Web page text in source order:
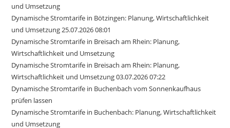
und Umsetzung
Dynamische Stromtarife in Bötzingen: Planung, Wirtschaftlichkeit
und Umsetzung 25.07.2026 08:01
Dynamische Stromtarife in Breisach am Rhein: Planung,
Wirtschaftlichkeit und Umsetzung
Dynamische Stromtarife in Breisach am Rhein: Planung,
Wirtschaftlichkeit und Umsetzung 03.07.2026 07:22
Dynamische Stromtarife in Buchenbach vom Sonnenkaufhaus
prüfen lassen
Dynamische Stromtarife in Buchenbach: Planung, Wirtschaftlichkeit
und Umsetzung